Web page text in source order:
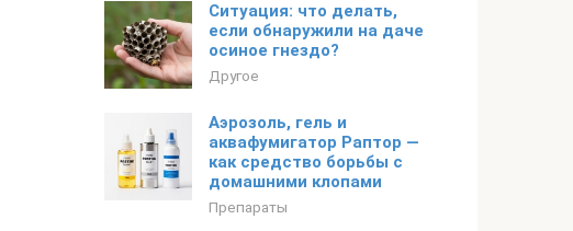
Ситуация: что делать,
если обнаружили на даче
осиное гнездо?
Другое
Аэрозоль, гель и
аквафумигатор Раптор —
как средство борьбы с
домашними клопами
Препараты